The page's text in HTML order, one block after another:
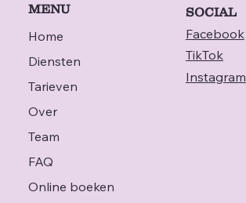
MENU
Home
Diensten
Tarieven
Over
Team
FAQ
Online boeken
SOCIAL
Facebook
TikTok
Instagram